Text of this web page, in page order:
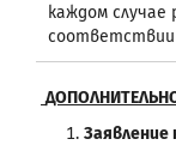
каждом случае
соответствии
Заявление